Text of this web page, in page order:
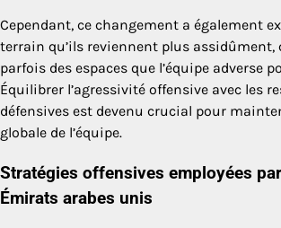
Cependant, ce changement a également
terrain qu’ils reviennent plus assidûment,
parfois des espaces que l’équipe adverse
Équilibrer l’agressivité offensive avec les
défensives est devenu crucial pour
globale de l’équipe.
Stratégies offensives employées
Émirats arabes unis